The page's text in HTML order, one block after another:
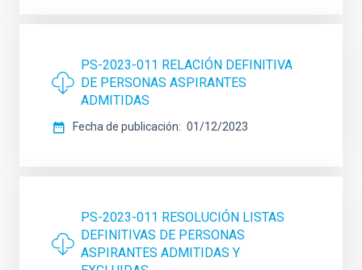
PS-2023-011 RELACIÓN DEFINITIVA
DE PERSONAS ASPIRANTES
ADMITIDAS
Fecha de publicación 01/12/2023
PS-2023-011 RESOLUCIÓN LISTAS
DEFINITIVAS DE PERSONAS
ASPIRANTES ADMITIDAS Y